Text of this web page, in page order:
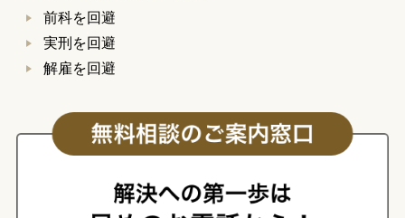
前科を回避
実刑を回避
解雇を回避